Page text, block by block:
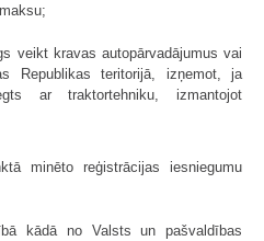
veikt kravas autopārvadājumus vai
Republikas teritorijā, izņemot, ja
ar traktortehniku, izmantojot
minēto reģistrācijas iesniegumu
kādā no Valsts un pašvaldības